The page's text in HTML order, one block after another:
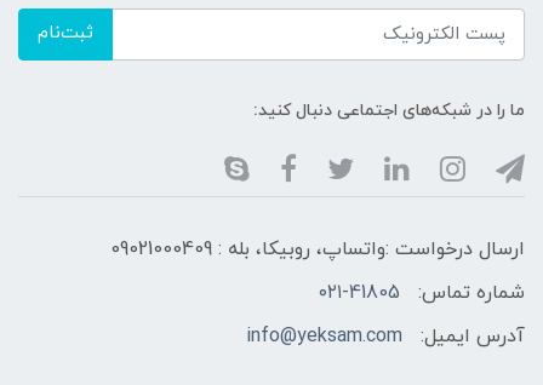
ثبت‌نام
ما را در شبکه‌های اجتماعی دنبال کنید:
ارسال درخواست :واتساپ، روبیکا، بله : 09021000409
شماره تماس:
۰۲۱-41805
آدرس ایمیل:
info@yeksam.com